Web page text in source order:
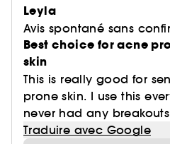
Leyla
Avis spontané sans
Best choice for acne
skin
This is really good for
prone skin. I use this
never had any
Traduire avec Google